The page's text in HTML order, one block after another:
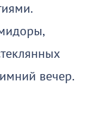
вечер.